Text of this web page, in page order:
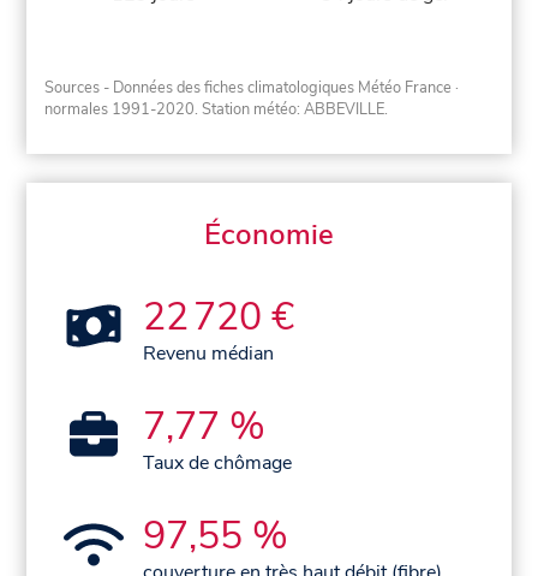
Sources - Données des fiches climatologiques Météo France ·
normales 1991-2020. Station météo: ABBEVILLE.
Économie
22 720 €
Revenu médian
7,77 %
Taux de chômage
97,55 %